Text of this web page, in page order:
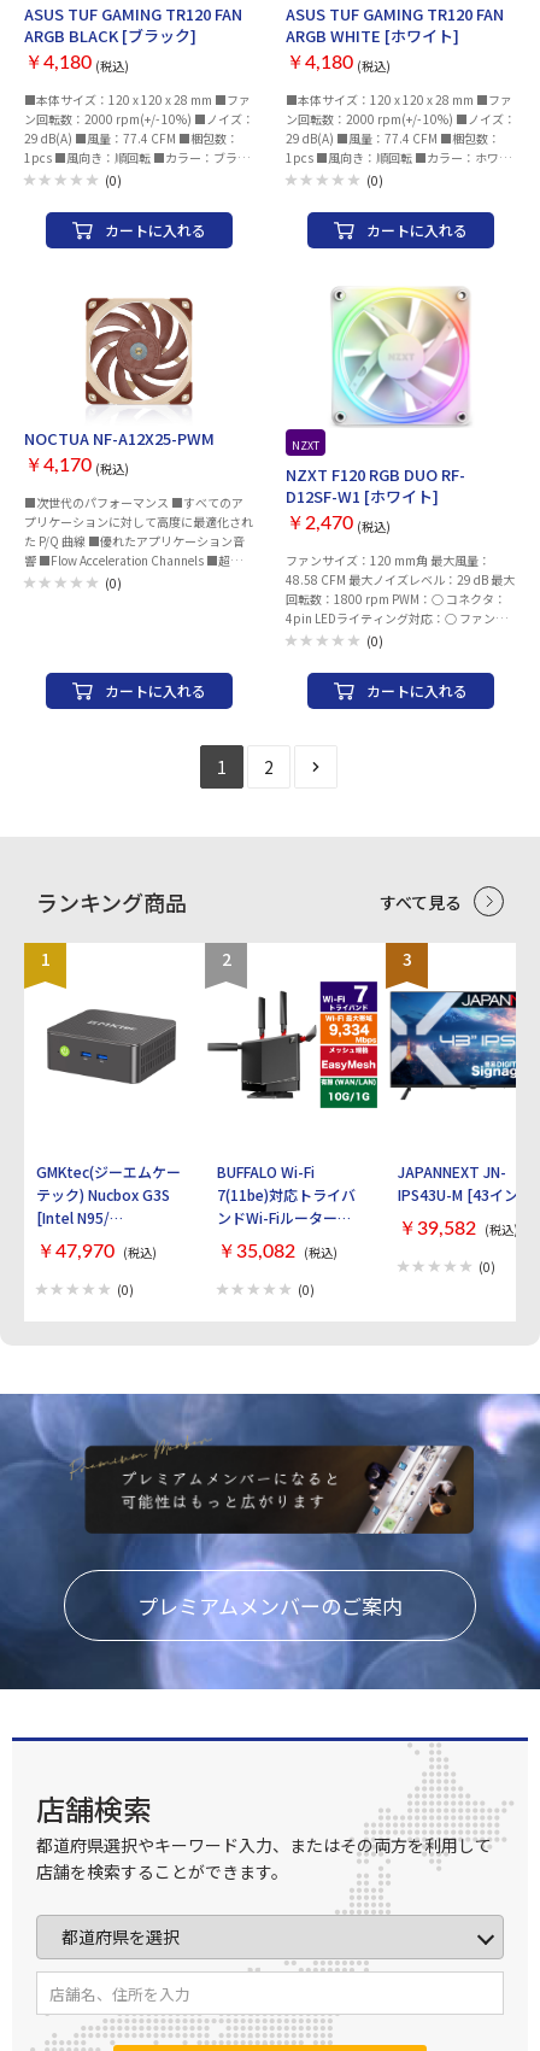
ASUS TUF GAMING TR120 FAN
ARGB BLACK [ブラック]
￥4,180 (税込)
■本体サイズ：120 x 120 x 28 mm ■ファ
ン回転数：2000 rpm(+/- 10%) ■ノイズ：
29 dB(A) ■風量：77.4 CFM ■梱包数：
1pcs ■風向き：順回転 ■カラー：ブラッ
ク
(0)
カートに入れる
ASUS TUF GAMING TR120 FAN
ARGB WHITE [ホワイト]
￥4,180 (税込)
■本体サイズ：120 x 120 x 28 mm ■ファ
ン回転数：2000 rpm(+/- 10%) ■ノイズ：
29 dB(A) ■風量：77.4 CFM ■梱包数：
1pcs ■風向き：順回転 ■カラー：ホワイ
ト
(0)
カートに入れる
NOCTUA NF-A12X25-PWM
￥4,170 (税込)
■次世代のパフォーマンス ■すべてのア
プリケーションに対して高度に最適化され
た P/Q 曲線 ■優れたアプリケーション音
響 ■Flow Acceleration Channels ■超タイ
トなチップクリアランス ■金属強化モー
防振ガスケット ■SSO2ベアリング ■メタ
ルベアリングシェル ■SCDを備えたカス
タム設計のPWM IC ■0% PWMで停止 ■低
ション ■140mm水冷ラジエーター用のオ
mm角 最大ノイズレベル：22.6 dB 最大回
(0)
カートに入れる
NZXT
NZXT F120 RGB DUO RF-
D12SF-W1 [ホワイト]
￥2,470 (税込)
ファンサイズ：120 mm角 最大風量：
48.58 CFM 最大ノイズレベル：29 dB 最大
回転数：1800 rpm PWM：○ コネクタ：
4pin LEDライティング対応：○ ファンブ
レード取り外し可： 耐久性：ファン寿
120x120x25 mm 保証期間：ご購入日より
2年間（日本国内での使用に限定）
(0)
カートに入れる
1 2
ランキング商品 すべて見る
1
GMKtec(ジーエムケー
テック) Nucbox G3S
[Intel N95/
RAM:16GB/
SSD:512GB/ Windows
11 Pro]
￥47,970 (税込)
(0)
2
BUFFALO Wi-Fi
7(11be)対応トライバ
ンドWi-Fiルーター
AirStation
WXR9300BE6P [ブラ
ック]
￥35,082 (税込)
(0)
3
JAPANNEXT JN-
IPS43U-M [43インチ]
￥39,582 (税込)
(0)
プレミアムメンバーのご案内
店舗検索
都道府県選択やキーワード入力、またはその両方を利用して
店舗を検索することができます。